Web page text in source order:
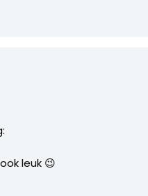
leuk 😉